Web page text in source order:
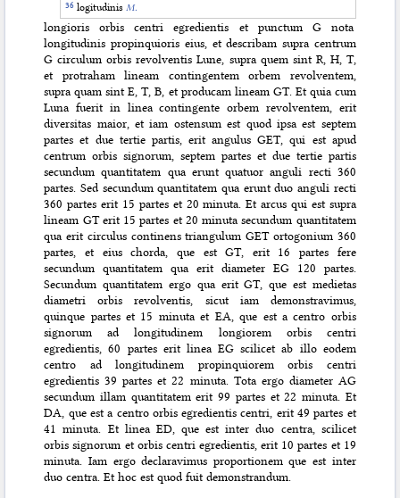
logitudinis M.
longioris orbis centri egredientis et punctum G nota
longitudinis propinquioris eius, et describam supra centrum
G circulum orbis revolventis Lune, supra quem sint R, H, T,
et protraham lineam contingentem orbem revolventem,
supra quam sint E, T, B, et producam lineam GT. Et quia cum
Luna fuerit in linea contingente orbem revolventem, erit
diversitas maior, et iam ostensum est quod ipsa est septem
partes et due tertie partis, erit angulus GET, qui est apud
centrum orbis signorum, septem partes et due tertie partis
secundum quantitatem qua erunt quatuor anguli recti 360
partes. Sed secundum quantitatem qua erunt duo anguli recti
360 partes erit 15 partes et 20 minuta. Et arcus qui est supra
lineam GT erit 15 partes et 20 minuta secundum quantitatem
qua erit circulus continens triangulum GET ortogonium 360
partes, et eius chorda, que est GT, erit 16 partes fere
secundum quantitatem qua erit diameter EG 120 partes.
Secundum quantitatem ergo qua erit GT, que est medietas
diametri orbis revolventis, sicut iam demonstravimus,
quinque partes et 15 minuta et EA, que est a centro orbis
signorum ad longitudinem longiorem orbis centri
egredientis, 60 partes erit linea EG scilicet ab illo eodem
centro ad longitudinem propinquiorem orbis centri
egredientis 39 partes et 22 minuta. Tota ergo diameter AG
secundum illam quantitatem erit 99 partes et 22 minuta. Et
DA, que est a centro orbis egredientis centri, erit 49 partes et
41 minuta. Et linea ED, que est inter duo centra, scilicet
orbis signorum et orbis centri egredientis, erit 10 partes et 19
minuta. Iam ergo declaravimus proportionem que est inter
duo centra. Et hoc est quod fuit demonstrandum.